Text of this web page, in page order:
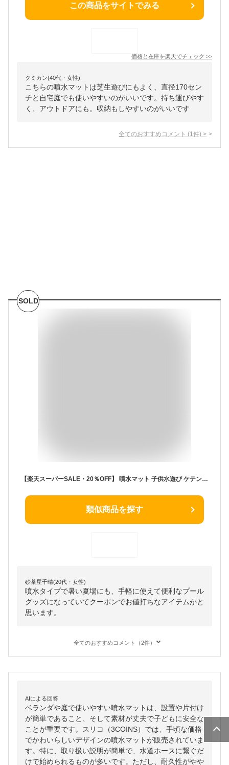
この商品をサイトでみる
価格と在庫を楽天でチェック >>
クミカン(40代・女性)
こちらの噴水マットは芝生遊びにもよく、直径170セン
チと自宅庭でも使いやすいのがいいです。持ち運びやす
く、アウトドアにも。収納もしやすいのがいいです
全てのおすすめコメント (1 件) >
SOLD
【楽天スーパーSALE・20％OFF】 噴水マット 子供水遊び ケテン 170CM直径 噴水プール ビーチマット ビニールプール 海洋動物噴水プール 夏の日 庭 家庭用 親子芝生遊び キッズ外遊び クジラ 恐竜柄 プールマット 夏対策
類似商品を探す
砂茶屋千晴(20代・女性)
噴水タイプで暑い夏場にも、手軽に使えて便利なプール
グッズになっていてクーポンでお値打ちなアイテムかと
思います。
全てのおすすめコメント（2件）
AIによる回答
ベランダや庭で使いやすい噴水マットは、設置や片付け
が簡単であること、そして素材が丈夫で子どもに安全な
ことが重要です。スリコ（3COINS）では、手頃な価格
でかわいらしいデザインの噴水マットが販売されていま
す。特に、取り扱い説明が簡単で、水道ホースに繋ぐだ
けで始められるものが多いです。ただし、耐久性がやや